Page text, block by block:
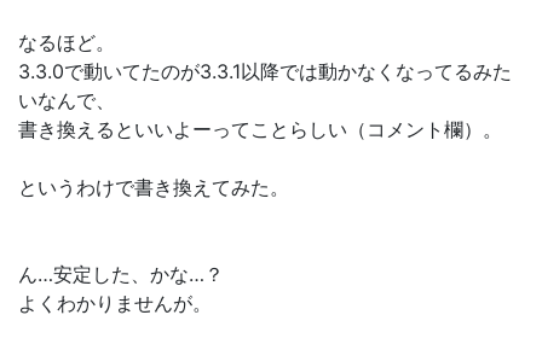
なるほど。
3.3.0で動いてたのが3.3.1以降では動かなくなってるみた
いなんで、
書き換えるといいよーってことらしい（コメント欄）。
というわけで書き換えてみた。
ん…安定した、かな…？
よくわかりませんが。